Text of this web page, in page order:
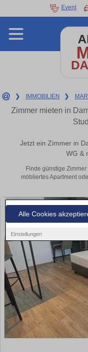
Alle Cookies
Einstellungen
Event
❯ IMMOBILIEN ❯
Zimmer mieten in
Jetzt ein Zimmer in
WG &
Finde günstige
möbliertes Apartment